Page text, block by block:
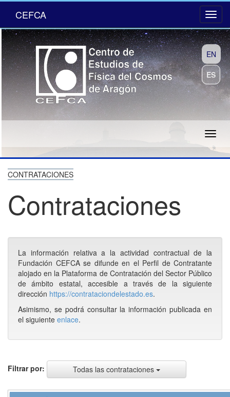
CEFCA
EN
ES
CONTRATACIONES
Contrataciones
La información relativa a la actividad contractual de la
Fundación CEFCA se difunde en el Perfil de Contratante
alojado en la Plataforma de Contratación del Sector Público
de ámbito estatal, accesible a través de la siguiente
dirección https://contrataciondelestado.es.
Asimismo, se podrá consultar la información publicada en
el siguiente enlace.
Filtrar por: Todas las contrataciones